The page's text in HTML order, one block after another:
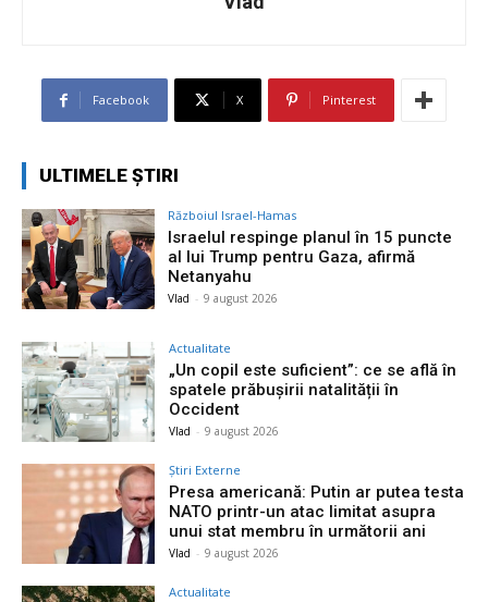
Facebook X Pinterest
ULTIMELE ȘTIRI
Războiul Israel-Hamas
Israelul respinge planul în 15 puncte
al lui Trump pentru Gaza, afirmă
Netanyahu
Vlad - 9 august 2026
Actualitate
„Un copil este suficient”: ce se află în
spatele prăbușirii natalității în
Occident
Vlad - 9 august 2026
Știri Externe
Presa americană: Putin ar putea testa
NATO printr-un atac limitat asupra
unui stat membru în următorii ani
Vlad - 9 august 2026
Actualitate